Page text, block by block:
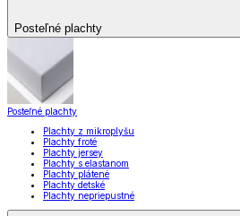
Posteľné plachty
Posteľné plachty
Plachty z mikroplyšu
Plachty froté
Plachty jersey
Plachty s elastanom
Plachty plátené
Plachty detské
Plachty nepriepustné